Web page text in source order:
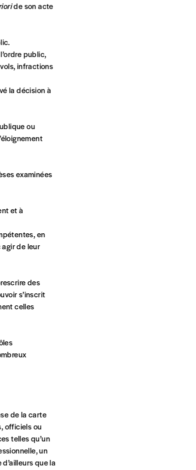
de son acte
public,
infractions
la décision à
ou
examinées
et à
en
de leur
des
s’inscrit
celles
de la carte
officiels ou
telles qu’un
un
que la